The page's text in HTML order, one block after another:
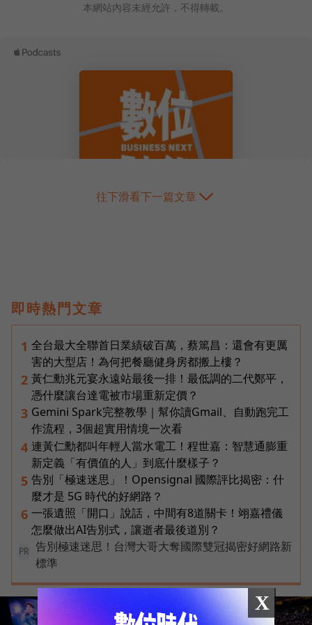
本網站內容未經允許，不得轉載。
往下滑看下一篇文章
即時熱門文章
1 全台最大全聯首日業績破百萬，蔡篤昌：還會有更厲
害的大型店！為何把餐廳健身房都搬上樓？
2 黃仁勳兆元宴永遠站最後一排！最低調的二代鄭平，
憑什麼讓台達電被市場重新定價？
3 Gemini Spark完整教學｜幫你讀Gmail、自動跑完工
作流程，3個超實用情境一次看
4 連黃仁勳都叫年輕人當水電工！程世嘉：智慧通膨重
新定義「有價值的人」到底什麼樣子？
5 告別「極速迷思」！Opensignal 國際評比揭密：什
麼才是 5G 時代的好網路？
6 一張遺照「開口」說話，中間有8道關卡！翊嘉禮儀
怎麼做出AI告別式，讓逝者最後道別？
PR
告別極速迷思！台灣大哥大奪國際雙冠揭密好網路新
標準
X